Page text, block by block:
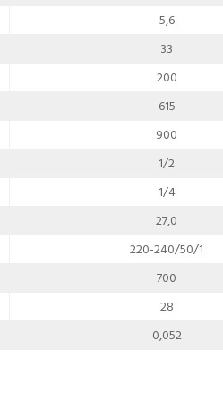
5,6
33
200
615
900
1/2
1/4
27,0
220-240/50/1
700
28
0,052